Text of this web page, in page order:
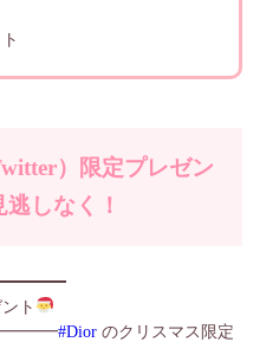
）限定プレゼン
しなく！
ト
#Dior のクリスマス限定